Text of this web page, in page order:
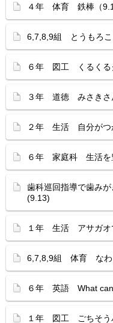
４年 体育 鉄棒（
6,7,8,9組 とうもろこ
６年 図工 くるくる
３年 道徳 みさきさ
２年 生活 自分がつ
６年 家庭科 生活を
歯科巡回指導で歯み
(9.13)
１年 生活 アサガオ
6,7,8,9組 体育 なわ
６年 英語 What can
１年 図工 ごちそう